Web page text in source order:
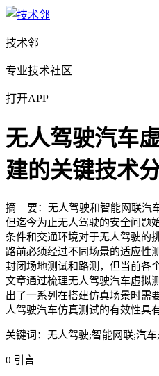
技术邻
专业技术社区
打开APP
无人驾驶汽车
建的关键技术
摘 要：无人驾驶和智能网联汽
但迄今为止无人驾驶的安全问题
条件和交通环境对于无人驾驶的
路前必须经过不同场景的适应性
封闭场地测试和路测，但当前各
文章通过梳理无人驾驶汽车虚拟
出了一系列在搭建仿真场景时需
人驾驶汽车仿真测试的有效性具
关键词：无人驾驶;智能网联;汽
0 引言